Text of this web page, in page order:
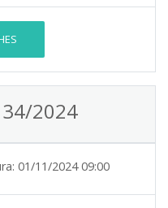
2024
01/11/2024 09:00